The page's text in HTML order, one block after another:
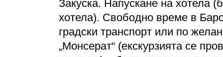
Закуска. Напускане на хотела
хотела). Свободно време в
градски транспорт или по
„Монсерат“ (екскурзията се